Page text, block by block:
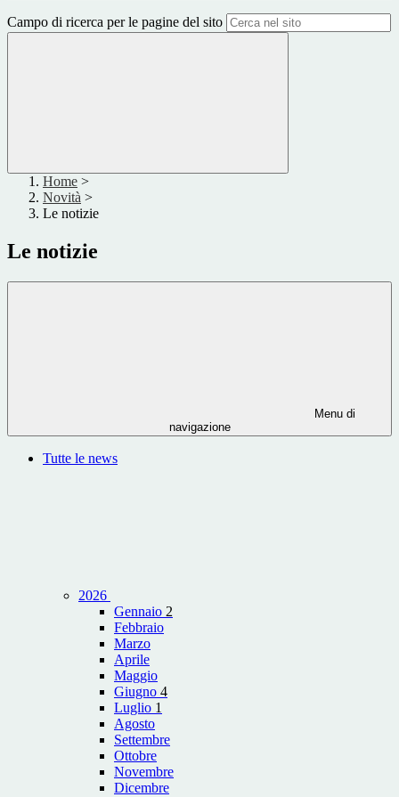
Campo di ricerca per le pagine del sito
Home >
Novità >
Le notizie
Le notizie
Menu di
navigazione
Tutte le news
2026
Gennaio 2
Febbraio
Marzo
Aprile
Maggio
Giugno 4
Luglio 1
Agosto
Settembre
Ottobre
Novembre
Dicembre